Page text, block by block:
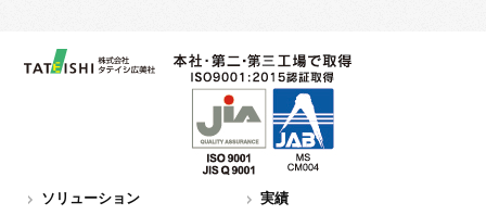
ソリューション 実績